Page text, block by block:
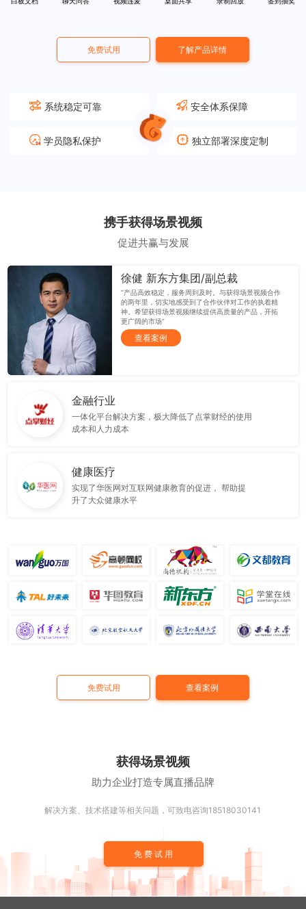
免费试用 了解产品详情
系统稳定可靠 安全体系保障
学员隐私保护 独立部署深度定制
携手获得场景视频
促进共赢与发展
徐健 新东方集团/副总裁
“产品高效稳定，服务周到及时。与获得场景视频合作
的两年里，切实地感受到了合作伙伴对工作的执着精
神。希望获得场景视频继续提供高质量的产品，开拓
更广阔的市场”
查看案例
金融行业
一体化平台解决方案，极大降低了点掌财经的使用
成本和人力成本
健康医疗
实现了华医网对互联网健康教育的促进， 帮助提
升了大众健康水平
免费试用 查看案例
获得场景视频
助力企业打造专属直播品牌
解决方案、技术搭建等相关问题，可致电咨询18518030141
免费试用